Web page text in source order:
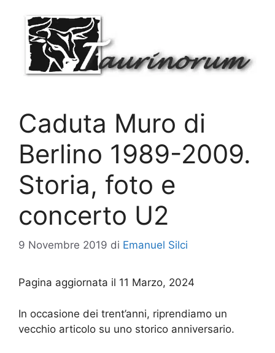
contenuto
Caduta Muro di
Berlino 1989-2009.
Storia, foto e
concerto U2
9 Novembre 2019 di Emanuel Silci
Pagina aggiornata il 11 Marzo, 2024
In occasione dei trent’anni, riprendiamo un
vecchio articolo su uno storico anniversario.